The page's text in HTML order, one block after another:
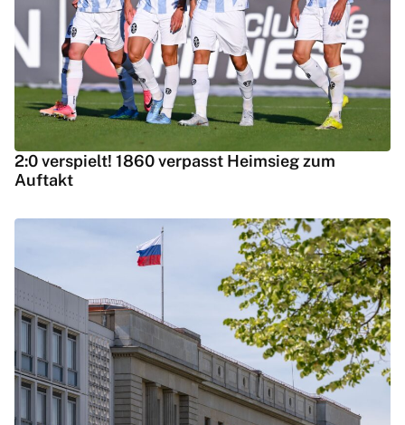
2:0 verspielt! 1860 verpasst Heimsieg zum
Auftakt